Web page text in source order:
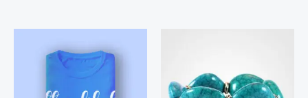
帯:
$25.00
$28.00
–
$170.00